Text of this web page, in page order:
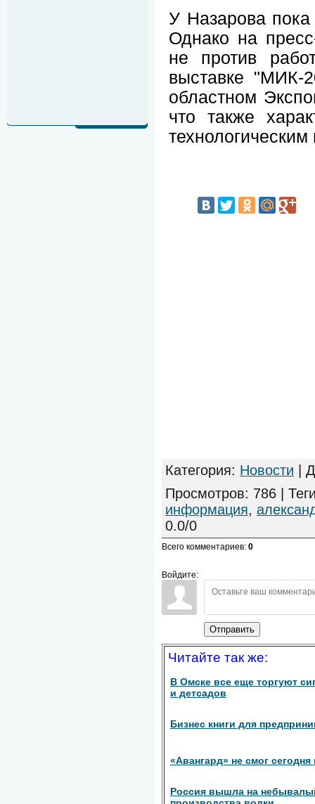
У Назарова пока
Однако на
не против
выставке "МИК-
областном
что также
Категория: Новости |
Просмотров: 786 |
информация,
0.0/0
Всего комментариев: 0
Войдите:
Отправить
Читайте так же:
В Омске все еще торгуют
и детсадов
Бизнес книги для
«Авангард» не смог сегодня
Россия вышла на